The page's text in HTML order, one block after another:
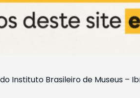
Instituto Brasileiro de Museus –